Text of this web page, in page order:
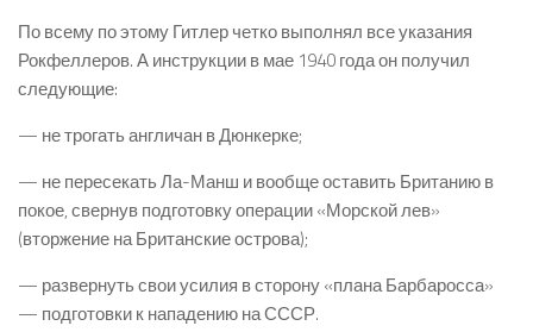
По всему по этому Гитлер четко выполнял все указания
Рокфеллеров. А инструкции в мае 1940 года он получил
следующие:
— не трогать англичан в Дюнкерке;
— не пересекать Ла-Манш и вообще оставить Британию в
покое, свернув подготовку операции «Морской лев»
(вторжение на Британские острова);
— развернуть свои усилия в сторону «плана Барбаросса»
— подготовки к нападению на СССР.